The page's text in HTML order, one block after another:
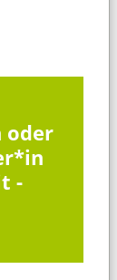
oder
-